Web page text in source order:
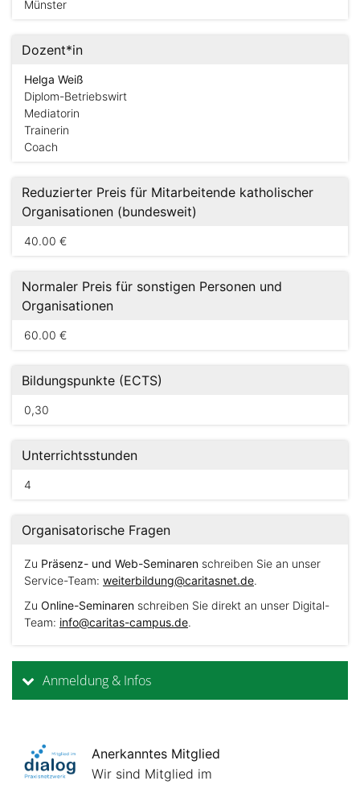
Münster
Dozent*in
Helga Weiß
Diplom-Betriebswirt
Mediatorin
Trainerin
Coach
Reduzierter Preis für Mitarbeitende katholischer
Organisationen (bundesweit)
40.00 €
Normaler Preis für sonstigen Personen und
Organisationen
60.00 €
Bildungspunkte (ECTS)
0,30
Unterrichtsstunden
4
Organisatorische Fragen
Zu Präsenz- und Web-Seminaren schreiben Sie an unser
Service-Team: weiterbildung@caritasnet.de.
Zu Online-Seminaren schreiben Sie direkt an unser Digital-
Team: info@caritas-campus.de.
Anmeldung & Infos
Anerkanntes Mitglied
Wir sind Mitglied im